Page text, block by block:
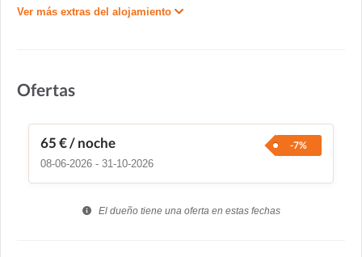
Ver más extras del alojamiento
Ofertas
65 €/ noche
-7%
08-06-2026 - 31-10-2026
El dueño tiene una oferta en estas fechas